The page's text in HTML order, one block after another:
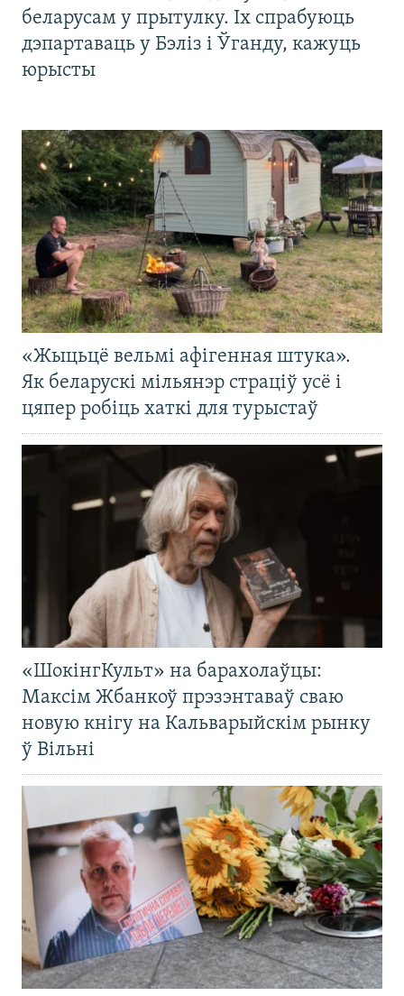
беларусам у прытулку. Іх спрабуюць
дэпартаваць у Бэліз і Ўганду, кажуць
юрысты
«Жыцьцё вельмі афігенная штука».
Як беларускі мільянэр страціў усё і
цяпер робіць хаткі для турыстаў
«ШокінгКульт» на барахолаўцы:
Максім Жбанкоў прэзэнтаваў сваю
новую кнігу на Кальварыйскім рынку
ў Вільні